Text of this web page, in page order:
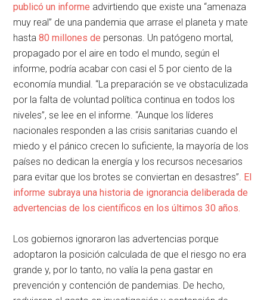
publicó un informe advirtiendo que existe una “amenaza
muy real” de una pandemia que arrase el planeta y mate
hasta80 millones de personas. Un patógeno mortal,
propagado por el aire en todo el mundo, según el
informe, podría acabar con casi el 5 por ciento de la
economía mundial. “La preparación se ve obstaculizada
por la falta de voluntad política continua en todos los
niveles”, se lee en el informe. “Aunque los líderes
nacionales responden a las crisis sanitarias cuando el
miedo y el pánico crecen lo suficiente, la mayoría de los
países no dedican la energía y los recursos necesarios
para evitar que los brotes se conviertan en desastres”. El
informe subraya una historia de ignorancia deliberada de
advertencias de los científicos en los últimos 30 años.
Los gobiernos ignoraron las advertencias porque
adoptaron la posición calculada de que el riesgo no era
grande y, por lo tanto, no valía la pena gastar en
prevención y contención de pandemias. De hecho,